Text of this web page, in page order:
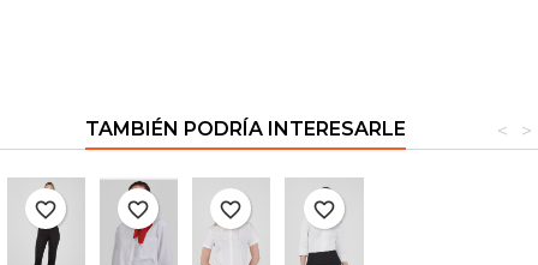
TAMBIÉN PODRÍA INTERESARLE >
<
favorite_border favorite_border favorite_border favorite_border